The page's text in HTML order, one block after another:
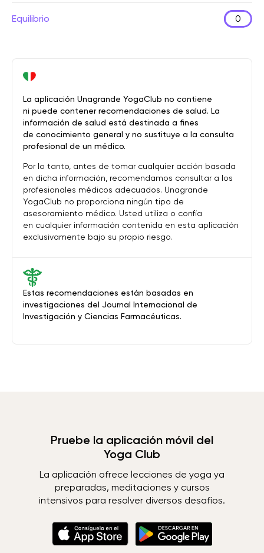
Equilibrio 0
Estas recomendaciones están basadas en
investigaciones del Journal Internacional de
Investigación y Ciencias Farmacéuticas.
La aplicación Unagrande YogaClub no contiene
ni puede contener recomendaciones de salud. La
información de salud está destinada a fines
de conocimiento general y no sustituye a la consulta
profesional de un médico.
Por lo tanto, antes de tomar cualquier acción basada
en dicha información, recomendamos consultar a los
profesionales médicos adecuados. Unagrande
YogaClub no proporciona ningún tipo de
asesoramiento médico. Usted utiliza o confía
en cualquier información contenida en esta aplicación
exclusivamente bajo su propio riesgo.
Pruebe la aplicación móvil del
Yoga Club
La aplicación ofrece lecciones de yoga ya
preparadas, meditaciones y cursos
intensivos para resolver diversos desafíos.